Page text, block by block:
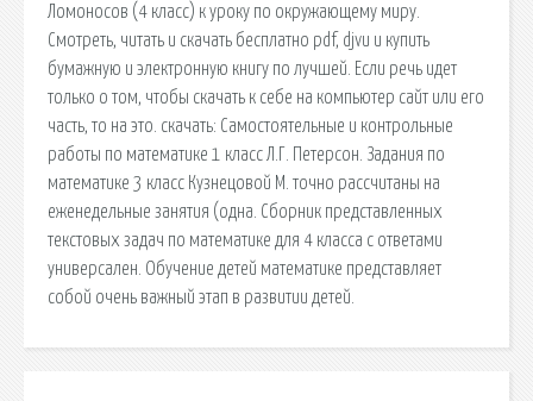
Ломоносов (4 класс) к уроку по окружающему миру.
Смотреть, читать и скачать бесплатно pdf, djvu и купить
бумажную и электронную книгу по лучшей. Если речь идет
только о том, чтобы скачать к себе на компьютер сайт или его
часть, то на это. cкачать: Самостоятельные и контрольные
работы по математике 1 класс Л.Г. Петерсон. Задания по
математике 3 класс Кузнецовой М. точно рассчитаны на
еженедельные занятия (одна. Сборник представленных
текстовых задач по математике для 4 класса с ответами
универсален. Обучение детей математике представляет
собой очень важный этап в развитии детей.